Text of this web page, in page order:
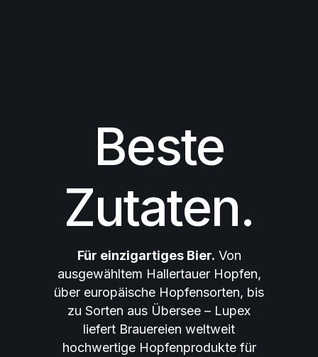
Beste
Zutaten.
Für einzigartiges Bier. Von
ausgewähltem Hallertauer Hopfen,
über europäische Hopfensorten, bis
zu Sorten aus Übersee – Lupex
liefert Brauereien weltweit
hochwertige Hopfenprodukte für